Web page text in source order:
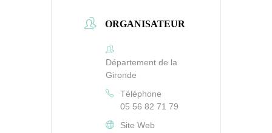
ORGANISATEUR
Département de la
Gironde
Téléphone
05 56 82 71 79
Site Web